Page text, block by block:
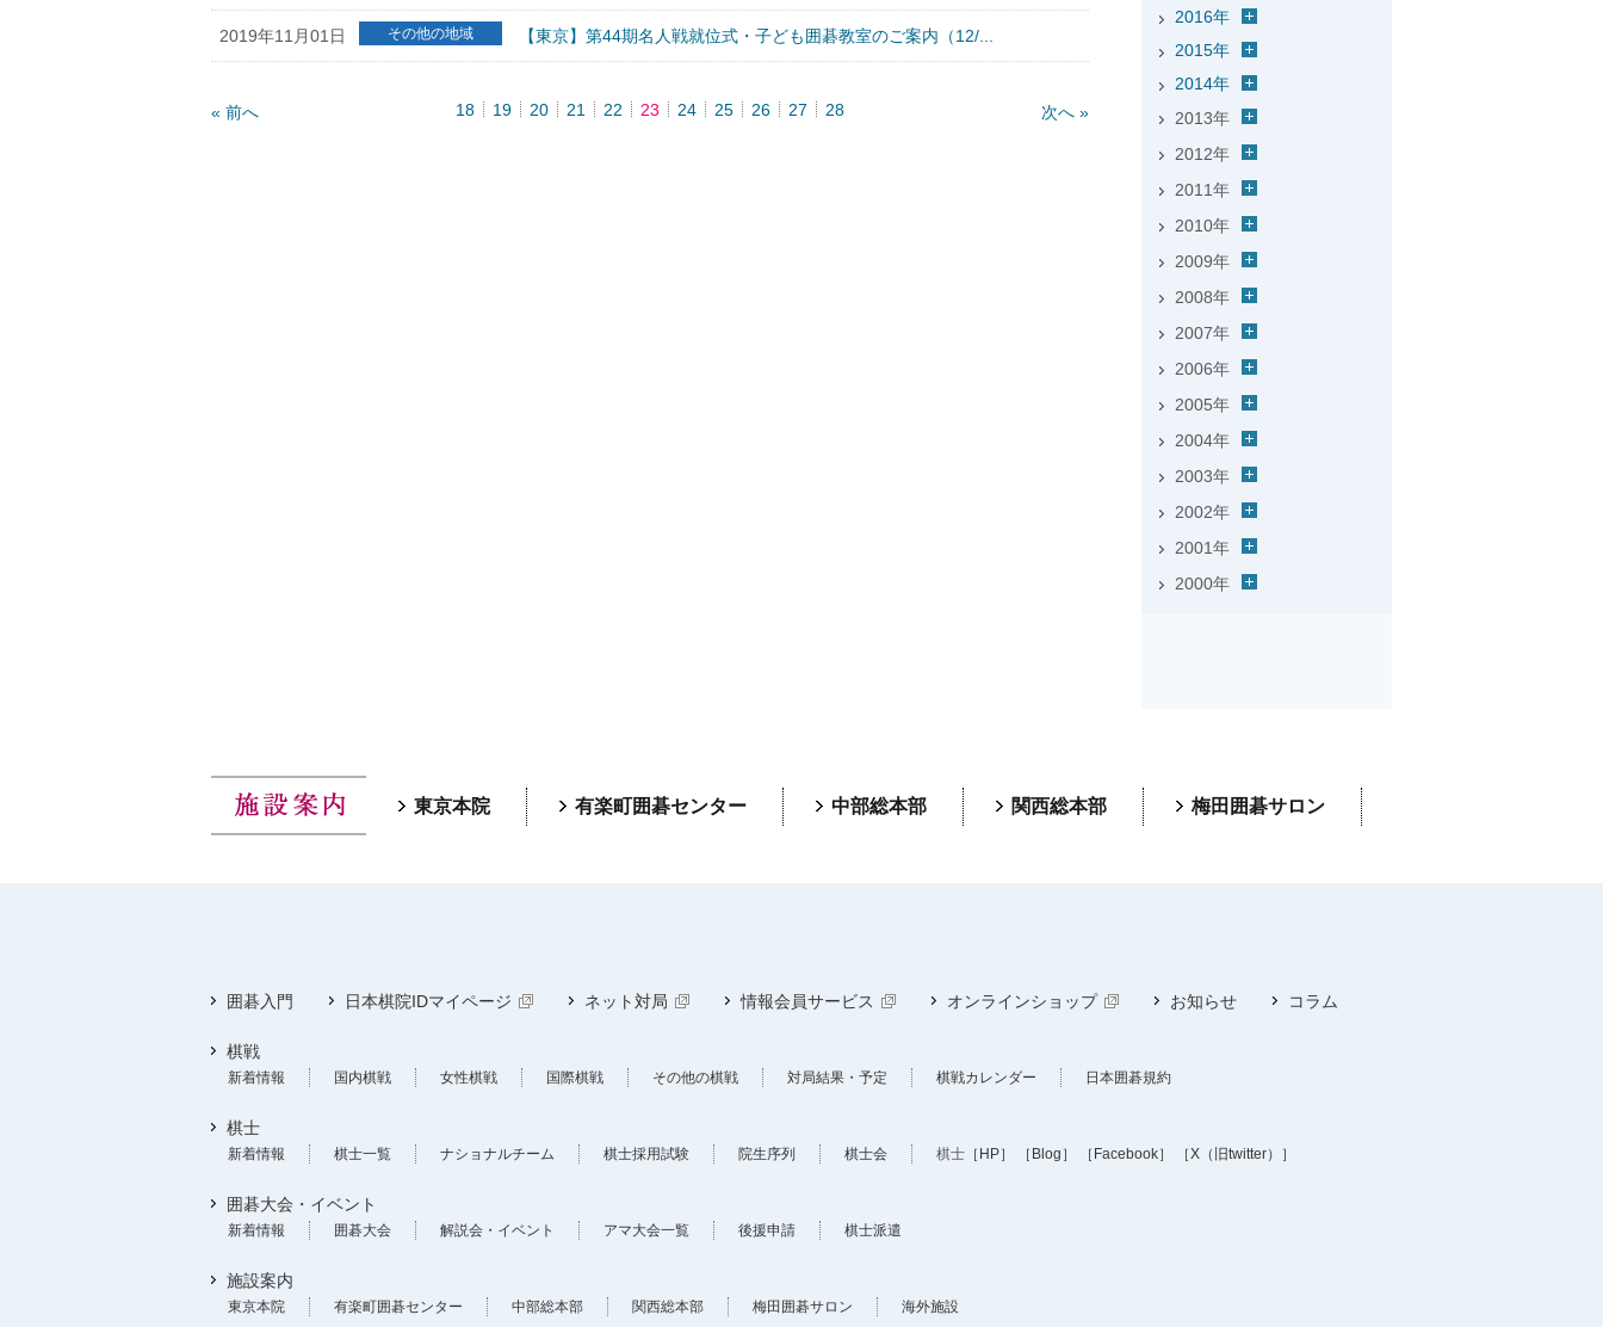
2019年11月01日 その他の地域 【東京】第44期名人戦就位式・子ども囲碁教室のご案内（12/...
« 前へ 18 19 20 21 22 23 24 25 26 27 28 次へ »
2016年
2015年
2014年
2013年
2012年
2011年
2010年
2009年
2008年
2007年
2006年
2005年
2004年
2003年
2002年
2001年
2000年
東京本院 有楽町囲碁センター 中部総本部 関西総本部 梅田囲碁サロン
囲碁入門 日本棋院IDマイページ ネット対局 情報会員サービス オンラインショップ お知らせ コラム
棋戦
新着情報 国内棋戦 女性棋戦 国際棋戦 その他の棋戦 対局結果・予定 棋戦カレンダー 日本囲碁規約
棋士
新着情報 棋士一覧 ナショナルチーム 棋士採用試験 院生序列 棋士会 棋士 ［HP］ ［Blog］ ［Facebook］ ［X（旧twitter）］
囲碁大会・イベント
新着情報 囲碁大会 解説会・イベント アマ大会一覧 後援申請 棋士派遣
施設案内
東京本院 有楽町囲碁センター 中部総本部 関西総本部 梅田囲碁サロン 海外施設